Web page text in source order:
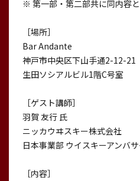
※ 第一部・第二部共に同内容
［場所］
Bar Andante
神戸市中央区下山手通2-12-21
生田ソシアルビル1階C号室
［ゲスト講師］
羽賀 友行 氏
ニッカウヰスキー株式会社
日本事業部 ウイスキーアンバ
［内容］